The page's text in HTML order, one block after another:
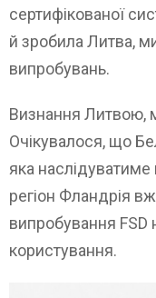
сертифікованої
й зробила Литва,
випробувань.
Визнання Литвою,
Очікувалося, що
яка наслідуватиме
регіон Фландрія
випробування FSD
користування.